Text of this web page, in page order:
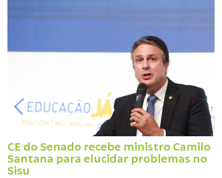
CE do Senado recebe ministro Camilo
Santana para elucidar problemas no
Sisu